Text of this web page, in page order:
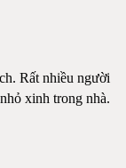
Rất nhiều người
xinh trong nhà.